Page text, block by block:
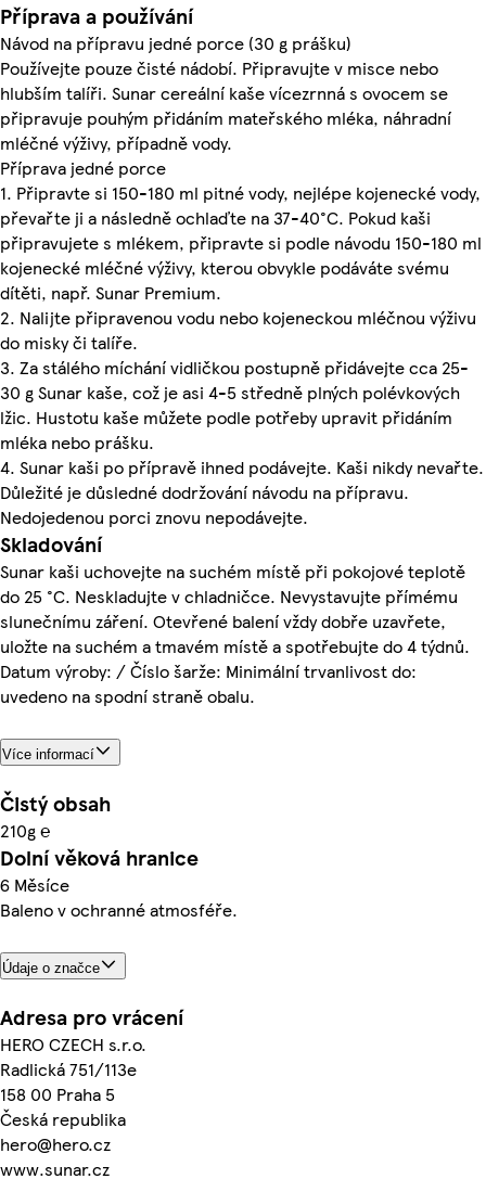
Příprava a používání
Návod na přípravu jedné porce (30 g prášku)
Používejte pouze čisté nádobí. Připravujte v misce nebo
hlubším talíři. Sunar cereální kaše vícezrnná s ovocem se
připravuje pouhým přidáním mateřského mléka, náhradní
mléčné výživy, případně vody.
Příprava jedné porce
1. Připravte si 150-180 ml pitné vody, nejlépe kojenecké vody,
převařte ji a následně ochlaďte na 37-40°C. Pokud kaši
připravujete s mlékem, připravte si podle návodu 150-180 ml
kojenecké mléčné výživy, kterou obvykle podáváte svému
dítěti, např. Sunar Premium.
2. Nalijte připravenou vodu nebo kojeneckou mléčnou výživu
do misky či talíře.
3. Za stálého míchání vidličkou postupně přidávejte cca 25-
30 g Sunar kaše, což je asi 4-5 středně plných polévkových
lžic. Hustotu kaše můžete podle potřeby upravit přidáním
mléka nebo prášku.
4. Sunar kaši po přípravě ihned podávejte. Kaši nikdy nevařte.
Důležité je důsledné dodržování návodu na přípravu.
Nedojedenou porci znovu nepodávejte.
Skladování
Sunar kaši uchovejte na suchém místě při pokojové teplotě
do 25 °C. Neskladujte v chladničce. Nevystavujte přímému
slunečnímu záření. Otevřené balení vždy dobře uzavřete,
uložte na suchém a tmavém místě a spotřebujte do 4 týdnů.
Datum výroby: / Číslo šarže: Minimální trvanlivost do:
uvedeno na spodní straně obalu.
Více informací
Čistý obsah
210g ℮
Dolní věková hranice
6 Měsíce
Baleno v ochranné atmosféře.
Údaje o značce
Adresa pro vrácení
HERO CZECH s.r.o.
Radlická 751/113e
158 00 Praha 5
Česká republika
hero@hero.cz
www.sunar.cz